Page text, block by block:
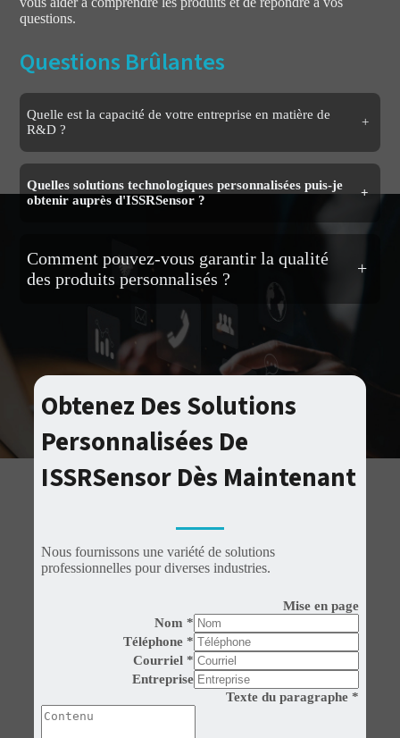
questions.
Questions Brûlantes
Quelle est la capacité de votre entreprise en matière de
R&D ?
+
Quelles solutions technologiques personnalisées puis-je
obtenir auprès d'ISSRSensor ?
+
Comment pouvez-vous garantir la qualité
des produits personnalisés ?
+
Obtenez Des Solutions
Personnalisées De
ISSRSensor Dès Maintenant
Nous fournissons une variété de solutions
professionnelles pour diverses industries.
Mise en page
Nom *
Téléphone *
Courriel *
Entreprise
Texte du paragraphe *